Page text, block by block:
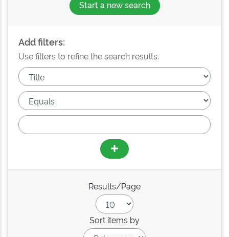
Start a new search
Add filters:
Use filters to refine the search results.
Results/Page
Sort items by